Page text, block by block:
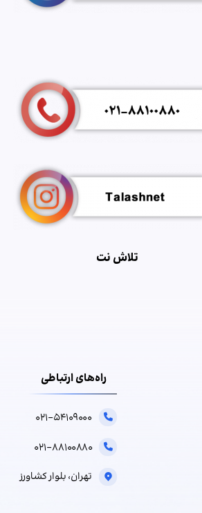
تلاش نت
راه‌های ارتباطی
۰۲۱-۵۴۱۰۹۰۰۰
۰۲۱-۸۸۱۰۰۸۸۰
تهران، بلوار کشاورز